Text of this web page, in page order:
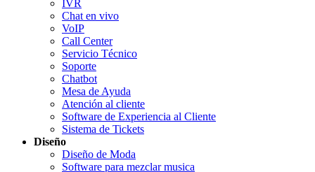
IVR
Chat en vivo
VoIP
Call Center
Servicio Técnico
Soporte
Chatbot
Mesa de Ayuda
Atención al cliente
Software de Experiencia al Cliente
Sistema de Tickets
Diseño
Diseño de Moda
Software para mezclar musica